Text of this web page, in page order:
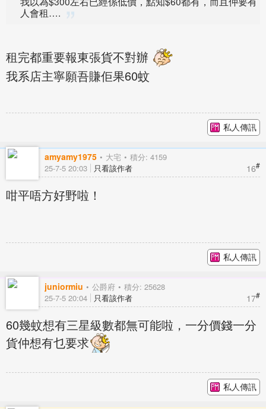
人會租….
租完都重要報東張貨不對辦
我系店主寧願吾賺佢果60蚊
私人傳訊
amyamy1975 大宅 積分: 4159
16#
25-7-5 20:03 只看該作者
咁平唔方好野啦！
私人傳訊
juniormiu 公爵府 積分: 25628
17#
25-7-5 20:04 只看該作者
60幾蚊想有三星級數都無可能啦，一分價錢一分
貨仲想有乜要求
私人傳訊